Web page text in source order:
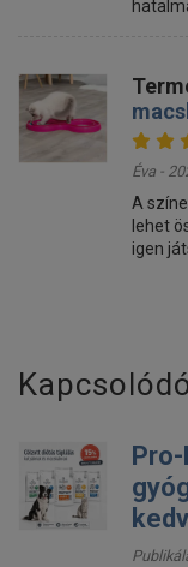
Éva -
A
lehet
igen